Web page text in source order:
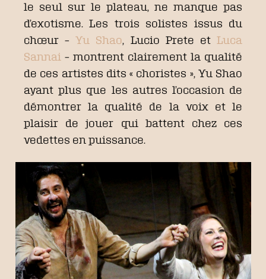
le seul sur le plateau, ne manque pas
d’exotisme. Les trois solistes issus du
chœur –Yu Shao, Lucio Prete etLuca
Sannai – montrent clairement la qualité
de ces artistes dits « choristes », Yu Shao
ayant plus que les autres l’occasion de
démontrer la qualité de la voix et le
plaisir de jouer qui battent chez ces
vedettes en puissance.